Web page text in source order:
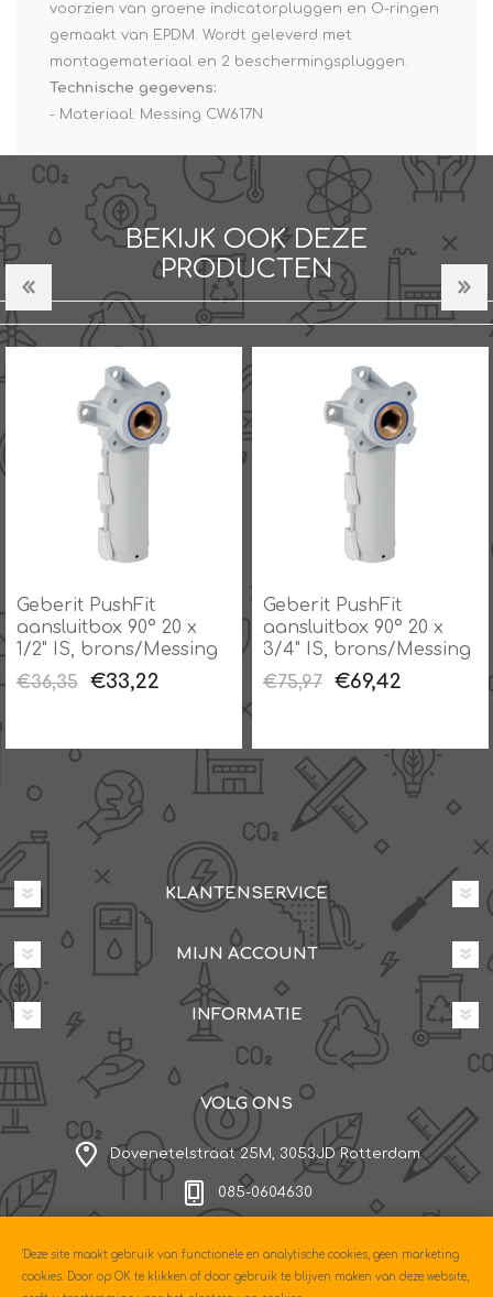
voorzien van groene indicatorpluggen en O-ringen
gemaakt van EPDM. Wordt geleverd met
montagemateriaal en 2 beschermingspluggen.
Technische gegevens:
- Materiaal: Messing CW617N
BEKIJK OOK DEZE
PRODUCTEN
Geberit PushFit
aansluitbox 90° 20 x
1/2" IS, brons/Messing
€36,35
€33,22
Geberit PushFit
aansluitbox 90° 20 x
3/4" IS, brons/Messing
€75,97
€69,42
KLANTENSERVICE
MIJN ACCOUNT
INFORMATIE
VOLG ONS
Dovenetelstraat 25M, 3053JD Rotterdam
085-0604630
Copyright © 2026 Econo. Alle rechten voorbehouden.
'Deze site maakt gebruik van functionele en analytische cookies, geen marketing
cookies. Door op OK te klikken of door gebruik te blijven maken van deze website,